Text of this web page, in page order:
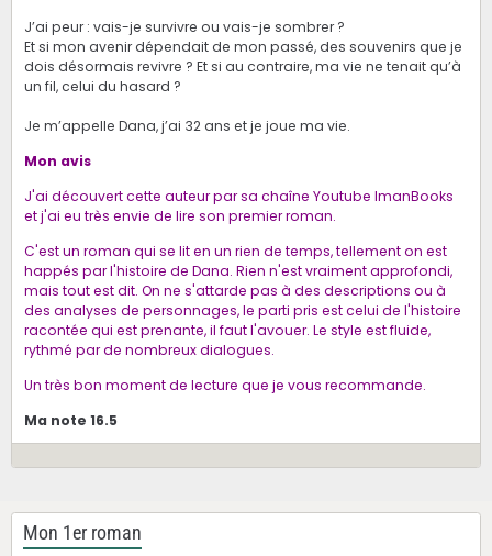
J’ai peur : vais-je survivre ou vais-je sombrer ?
Et si mon avenir dépendait de mon passé, des souvenirs que je
dois désormais revivre ? Et si au contraire, ma vie ne tenait qu’à
un fil, celui du hasard ?
Je m’appelle Dana, j’ai 32 ans et je joue ma vie.
Mon avis
J'ai découvert cette auteur par sa chaîne Youtube ImanBooks
et j'ai eu très envie de lire son premier roman.
C'est un roman qui se lit en un rien de temps, tellement on est
happés par l'histoire de Dana. Rien n'est vraiment approfondi,
mais tout est dit. On ne s'attarde pas à des descriptions ou à
des analyses de personnages, le parti pris est celui de l'histoire
racontée qui est prenante, il faut l'avouer. Le style est fluide,
rythmé par de nombreux dialogues.
Un très bon moment de lecture que je vous recommande.
Ma note 16.5
Mon 1er roman